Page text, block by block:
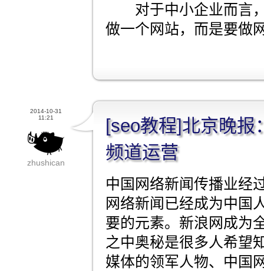
对于中小企业而言，
做一个网站，而是要做
2014-10-31
11:21
zhushican
[seo教程]北京晚报
频道运营
中国网络新闻传播业经
网络新闻已经成为中国
要的元素。新浪网成为
之中奥秘是很多人希望
媒体的领军人物、中国